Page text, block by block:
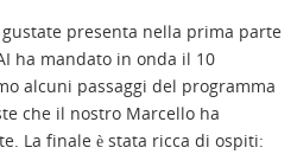
presenta nella prima parte
ha mandato in onda il 10
alcuni passaggi del programma
che il nostro Marcello ha
La finale è stata ricca di ospiti: